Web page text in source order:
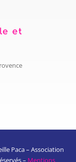
et
Paca – Association
– Mentions